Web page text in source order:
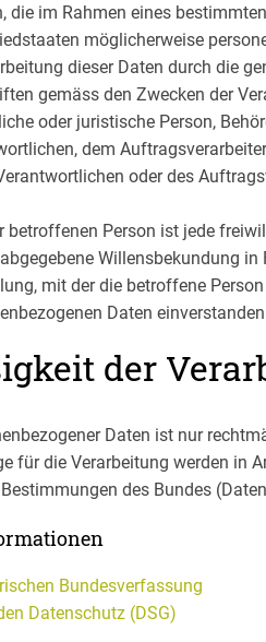
die im Rahmen eines
möglicherweise
dieser Daten durch die
gemäss den Zwecken der
oder juristische Person,
dem
oder des
betroffenen Person ist jede
Willensbekundung
mit der die betroffene
Daten
der
Daten ist nur
für die Verarbeitung werden in
des Bundes
Bundesverfassung
Datenschutz (DSG)